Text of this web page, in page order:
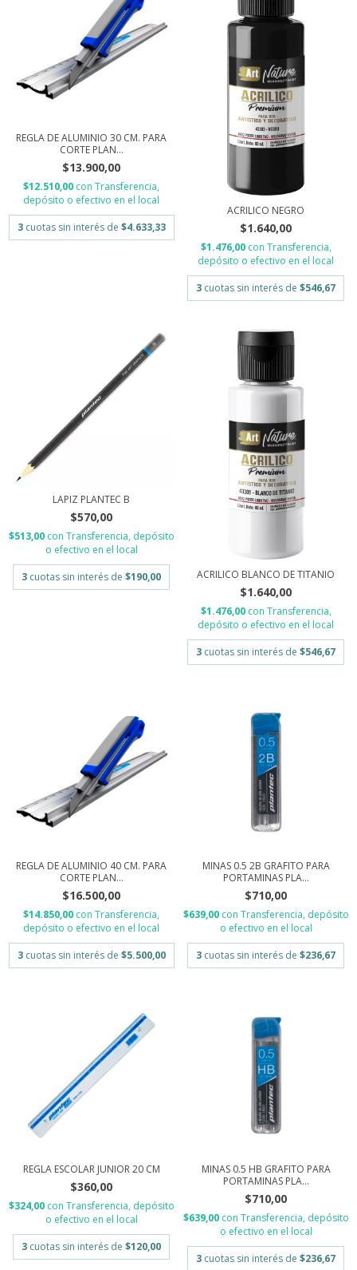
REGLA DE ALUMINIO 30 CM. PARA
CORTE PLAN...
$13.900,00
$12.510,00 con Transferencia,
depósito o efectivo en el local
3 cuotas sin interés de $4.633,33
ACRILICO NEGRO
$1.640,00
$1.476,00 con Transferencia,
depósito o efectivo en el local
3 cuotas sin interés de $546,67
LAPIZ PLANTEC B
$570,00
$513,00 con Transferencia, depósito
o efectivo en el local
3 cuotas sin interés de $190,00 ACRILICO BLANCO DE TITANIO
$1.640,00
$1.476,00 con Transferencia,
depósito o efectivo en el local
3 cuotas sin interés de $546,67
REGLA DE ALUMINIO 40 CM. PARA
CORTE PLAN...
$16.500,00
$14.850,00 con Transferencia,
depósito o efectivo en el local
3 cuotas sin interés de $5.500,00
MINAS 0.5 2B GRAFITO PARA
PORTAMINAS PLA...
$710,00
$639,00 con Transferencia, depósito
o efectivo en el local
3 cuotas sin interés de $236,67
REGLA ESCOLAR JUNIOR 20 CM
$360,00
$324,00 con Transferencia, depósito
o efectivo en el local
3 cuotas sin interés de $120,00
MINAS 0.5 HB GRAFITO PARA
PORTAMINAS PLA...
$710,00
$639,00 con Transferencia, depósito
o efectivo en el local
3 cuotas sin interés de $236,67